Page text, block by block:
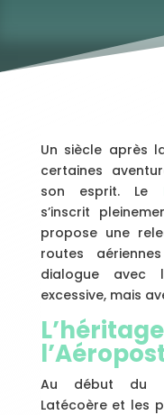
Un siècle après
certaines
son esprit. Le
s’inscrit
propose une
routes
dialogue avec
excessive, mais
Au début du
Latécoère et les